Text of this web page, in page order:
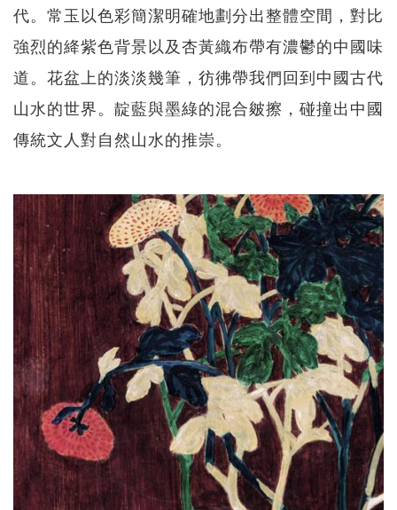
代。常玉以色彩簡潔明確地劃分出整體空間，對比
強烈的絳紫色背景以及杏黃織布帶有濃鬱的中國味
道。花盆上的淡淡幾筆，彷彿帶我們回到中國古代
山水的世界。靛藍與墨綠的混合皴擦，碰撞出中國
傳統文人對自然山水的推崇。